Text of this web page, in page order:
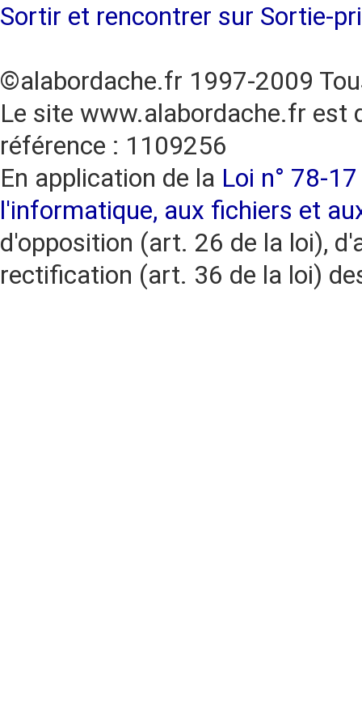
Sortir et rencontrer sur Sortie-
©alabordache.fr 1997-2009
Le site www.alabordache.fr est
référence : 1109256
En application de la Loi n° 78-
l'informatique, aux fichiers et
d'opposition (art. 26 de la loi),
rectification (art. 36 de la loi)